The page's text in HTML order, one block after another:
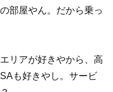
部屋やん。だから乗っ
リアが好きやから、高
も好きやし。サービ